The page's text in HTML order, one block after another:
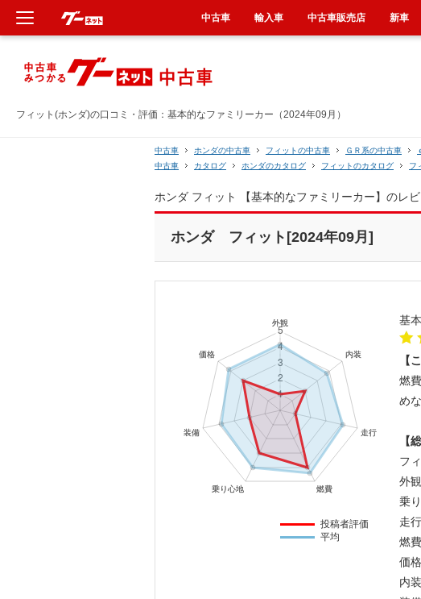
フィット(ホンダ)の口コミ・評価：基本的なファミリーカー（2024年09月）
中古車 ホンダの中古車 フィットの中古車 ＧＲ系の中古車
中古車
カタログ ホンダのカタログ フィットのカタログ フ
ホンダ フィット 【基本的なファミリーカー】のレ
ホンダ フィット[2024年09月]
投稿者評価
平均
基
【
燃
め
【
フ
外観
乗
走
燃
価格
内装
中古車 輸入車 中古車販売店 新車
新車
中古車